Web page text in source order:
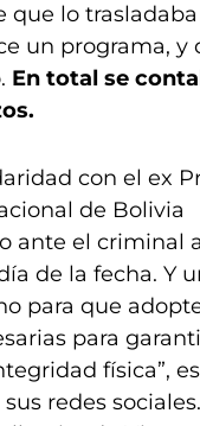
que lo
un programa, y
En total se
con el ex
de Bolivia
ante el criminal
de la fecha. Y
para que
para
física”,
redes